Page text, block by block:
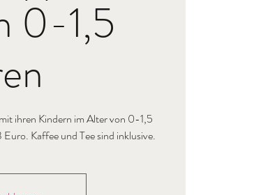
0-1,5
ihren Kindern im Alter von 0-1,5
Kaffee und Tee sind inklusive.